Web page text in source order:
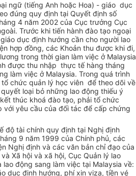
ngữ (tiếng Anh hoặc Hoa) - giáo dục
đúng quy định tại Quyết định số
4 năm 2002 của Cục trưởng Cục
Trước khi tiến hành đào tạo ngoại
dục định hướng cần cho người lao
hợp đồng, các Khoản thu được khi đi,
trong thời gian làm việc ở Malaysia
được thu nhập thực tế hàng tháng
làm việc ở Malaysia. Trong quá trình
chức quản lý học viên để theo dõi về
loại bỏ những lao động thiếu ý
thúc khoá đào tạo, phải tổ chức
với yêu cầu của đối tác để cấp chứng
độ tài chính quy định tại Nghị định
9 năm 1999 của Chính phủ, các
Nghị định và các văn bản chỉ đạo của
Xã hội và xã hội, Cục Quản lý lao
động sang làm việc tại Malaysia về:
dục định hướng, phí xin viza, tiền vé